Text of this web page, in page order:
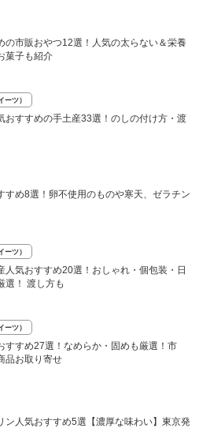
の市販おやつ12選！人気の太らない＆栄養
菓子も紹介
ーツ）
おすすめの手土産33選！のしの付け方・渡
すめ8選！卵不使用のものや寒天、ゼラチン
ーツ）
人気おすすめ20選！おしゃれ・個包装・日
選！ 渡し方も
ーツ）
すすめ27選！なめらか・固めも厳選！市
品お取り寄せ
ン人気おすすめ5選【濃厚な味わい】東京発